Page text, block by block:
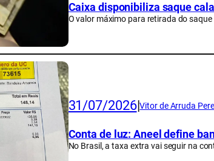
Caixa disponibiliza saque
O valor máximo para retirada do saque
31/07/2026|Vitor de Arruda
Conta de luz: Aneel define
No Brasil, a taxa extra vai seguir na